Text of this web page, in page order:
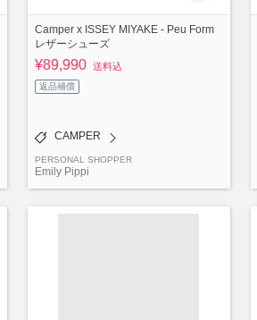
Camper x ISSEY MIYAKE - Peu Form
レザーシューズ
¥89,990 送料込
返品補償
CAMPER
PERSONAL SHOPPER
Emily Pippi